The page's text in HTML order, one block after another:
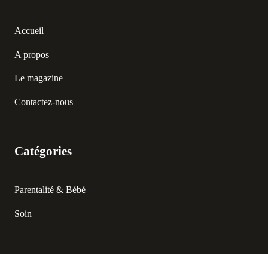
Accueil
A propos
Le magazine
Contactez-nous
Catégories
Parentalité & Bébé
Soin